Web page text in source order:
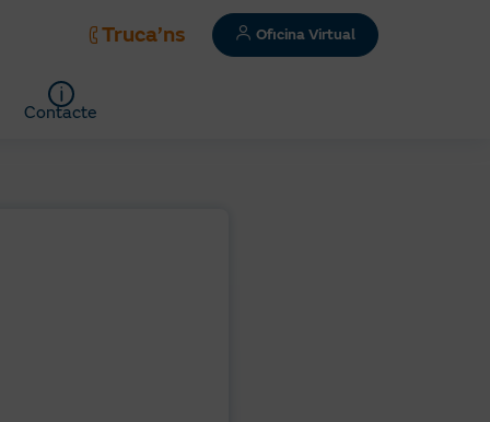
Truca’ns Oficina Virtual
Contacte